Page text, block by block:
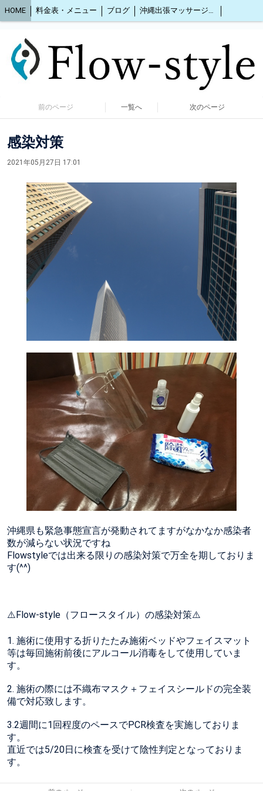
HOME 料金表・メニュー ブログ 沖縄出張マッサージ2人同時OK
前のページ 一覧へ 次のページ
感染対策
2021年05月27日 17:01
沖縄県も緊急事態宣言が発動されてますがなかなか感染者
数が減らない状況ですね
Flowstyleでは出来る限りの感染対策で万全を期しておりま
す(^^)
⚠️Flow-style（フロースタイル）の感染対策⚠️
1. 施術に使用する折りたたみ施術ベッドやフェイスマット
等は毎回施術前後にアルコール消毒をして使用していま
す。
2. 施術の際には不織布マスク＋フェイスシールドの完全装
備で対応致します。
3.2週間に1回程度のペースでPCR検査を実施しておりま
す。
直近では5/20日に検査を受けて陰性判定となっておりま
す。